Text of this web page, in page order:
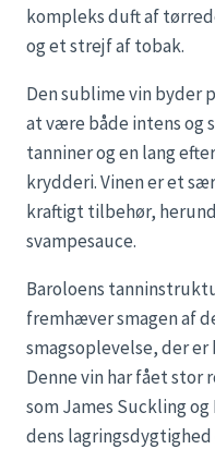
kompleks duft af
og et strejf af tobak.
Den sublime vin byder
at være både intens
tanniner og en lang
krydderi. Vinen er et
kraftigt tilbehør,
svampesauce.
Baroloens
fremhæver smagen af
smagsoplevelse, der
Denne vin har fået stor
som James Suckling
dens